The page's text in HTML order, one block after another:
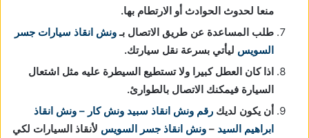
منعا لحدوث الحوادث أو الارتطام بها.
طلب المساعدة عن طريق الاتصال بـونش انقاذ سيارات جسر
السويس ليأتي بسرعة نقل سيارتك.
اذا كان العطل كبيرا ولا تستطيع السيطرة عليه مثل اشتعال
السيارة فيمكنك الاتصال بالطوارئ.
أن يكون لديك رقم ونش انقاذ سبيد ونش كار – ونش انقاذ
ابراهيم السيد – ونش انقاذ جسر السويس لأنقاذ السيارات لكي